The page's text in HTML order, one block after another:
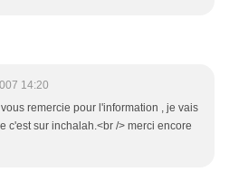
14:20
remercie pour l'information , je vais
c'est sur inchalah.<br /> merci encore